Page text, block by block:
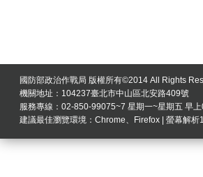
國防部政治作戰局 版權所有©2014 All Rights
機關地址：104237臺北市中山區北安路409號
服務專線：02-850-99075~7 星期一~星期五 早
建議最佳瀏覽環境：Chrome、Firefox | 螢幕解析